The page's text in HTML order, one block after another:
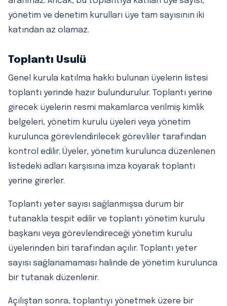
yönetim ve denetim kurulları üye tam sayısının iki
katından az olamaz.
Toplantı Usulü
Genel kurula katılma hakkı bulunan üyelerin listesi
toplantı yerinde hazır bulundurulur. Toplantı yerine
girecek üyelerin resmi makamlarca verilmiş kimlik
belgeleri, yönetim kurulu üyeleri veya yönetim
kurulunca görevlendirilecek görevliler tarafından
kontrol edilir. Üyeler, yönetim kurulunca düzenlenen
listedeki adları karşısına imza koyarak toplantı
yerine girerler.
Toplantı yeter sayısı sağlanmışsa durum bir
tutanakla tespit edilir ve toplantı yönetim kurulu
başkanı veya görevlendireceği yönetim kurulu
üyelerinden biri tarafından açılır. Toplantı yeter
sayısı sağlanamaması halinde de yönetim kurulunca
bir tutanak düzenlenir.
Açılıştan sonra, toplantıyı yönetmek üzere bir